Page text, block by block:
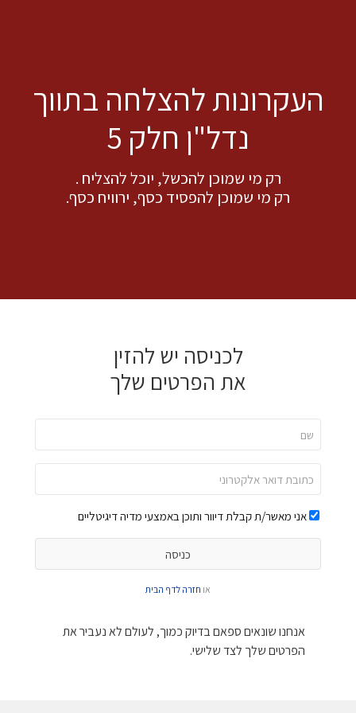
העקרונות להצלחה בתווך
נדל"ן חלק 5
רק מי שמוכן להכשל, יוכל להצליח .
רק מי שמוכן להפסיד כסף, ירוויח כסף.
לכניסה יש להזין
את הפרטים שלך
אני מאשר/ת קבלת דיוור ותוכן באמצעי מדיה דיגיטליים
או חזרה לדף הבית
אנחנו שונאים ספאם בדיוק כמוך, לעולם לא נעביר את
הפרטים שלך לצד שלישי.